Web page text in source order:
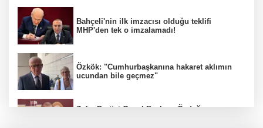
Bahçeli'nin ilk imzacısı olduğu teklifi
MHP'den tek o imzalamadı!
Özkök: "Cumhurbaşkanına hakaret aklımın
ucundan bile geçmez"
Zafer Partisi Genel Başkanı Özdağ: